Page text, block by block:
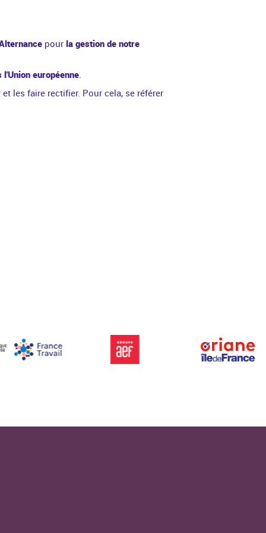
pour la gestion de notre
l'Union européenne.
les faire rectifier. Pour cela, se référer